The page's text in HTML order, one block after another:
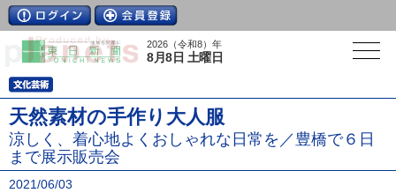
2026（令和8）年
8月8日 土曜日
天然素材の手作り大人服
涼しく、着心地よくおしゃれな日常を／豊橋で６日
まで展示販売会
2021/06/03